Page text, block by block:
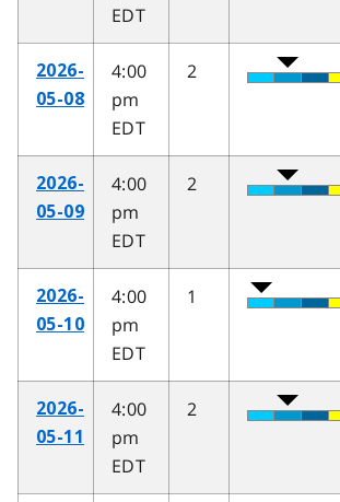
EDT
2026-
05-08
4:00
pm
EDT
2
2026-
05-09
4:00
pm
EDT
2
2026-
05-10
4:00
pm
EDT
1
2026-
05-11
4:00
pm
EDT
2